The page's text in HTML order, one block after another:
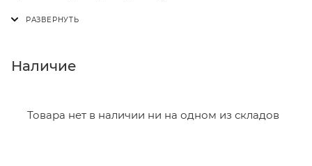
В субботу с 8:00 до 15:00
- зоны доставки;
Наличие
Товара нет в наличии ни на одном из складов